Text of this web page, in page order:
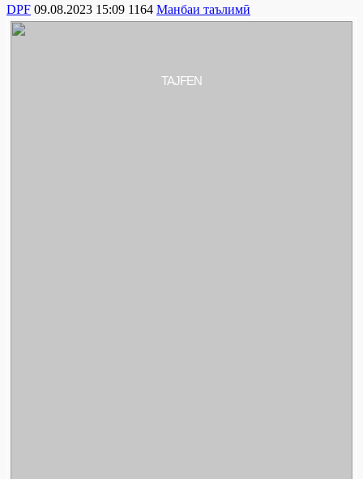
DPF 09.08.2023 15:09 1164 Манбаи таълимӣ
TAJFEN